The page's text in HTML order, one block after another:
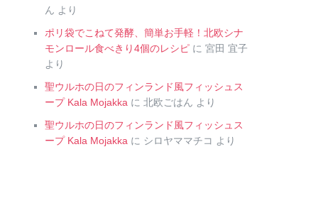
ん より
ポリ袋でこねて発酵、簡単お手軽！北欧シナ
モンロール食べきり4個のレシピ に 宮田 宜子
より
聖ウルホの日のフィンランド風フィッシュス
ープ Kala Mojakka に 北欧ごはん より
聖ウルホの日のフィンランド風フィッシュス
ープ Kala Mojakka に シロヤママチコ より